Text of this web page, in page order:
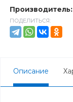
Производитель:
ПОДЕЛИТЬСЯ:
Описание